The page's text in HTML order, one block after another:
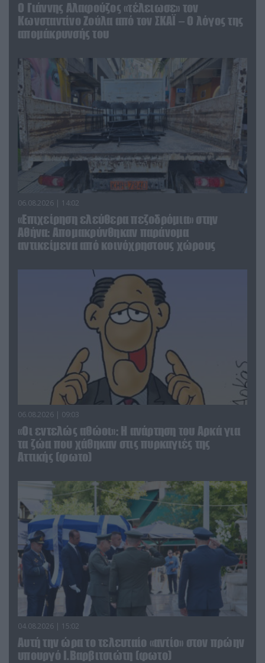
Ο Γιάννης Αλαφούζος «τέλειωσε» τον
Κωνσταντίνο Ζούλα από τον ΣΚΑΪ – Ο λόγος της
απομάκρυνσής του
06.08.2026 | 14:02
«Επιχείρηση ελεύθερα πεζοδρόμια» στην
Αθήνα: Απομακρύνθηκαν παράνομα
αντικείμενα από κοινόχρηστους χώρους
06.08.2026 | 09:03
«Οι εντελώς αθώοι»: Η ανάρτηση του Αρκά για
τα ζώα που χάθηκαν στις πυρκαγιές της
Αττικής (φωτο)
04.08.2026 | 15:02
Αυτή την ώρα το τελευταίο «αντίο» στον πρώην
υπουργό Ι.Βαρβιτσιώτη (φωτο)